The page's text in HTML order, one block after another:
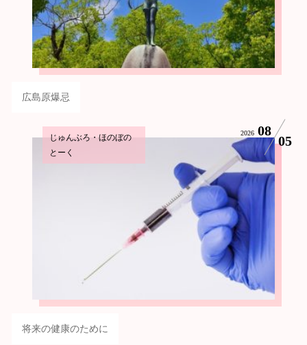
広島原爆忌
じゅんぶろ・ほのぼの
とーく
2026 08
05
将来の健康のために